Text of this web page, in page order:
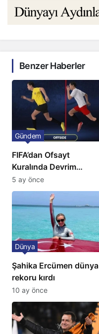
Benzer Haberler
FIFA’dan Ofsayt
Kuralında Devrim
Niteliğinde Onay
Gündem
5 ay önce
Şahika Ercümen dünya
rekoru kırdı
Dünya
10 ay önce